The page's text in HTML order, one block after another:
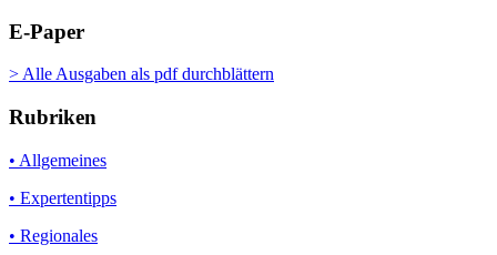
E-Paper
> Alle Ausgaben als pdf durchblättern
Rubriken
• Allgemeines
• Expertentipps
• Regionales